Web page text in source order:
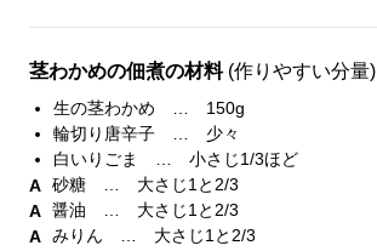
茎わかめの佃煮の材料 (作りやすい分量)
生の茎わかめ … 150g
輪切り唐辛子 … 少々
白いりごま … 小さじ1/3ほど
砂糖 … 大さじ1と2/3
醤油 … 大さじ1と2/3
みりん … 大さじ1と2/3